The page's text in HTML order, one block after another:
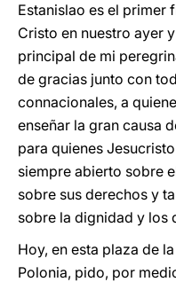
Estanislao es el
Cristo en nuestro ayer
principal de mi
de gracias junto con
connacionales, a
enseñar la gran causa
para quienes
siempre abierto sobre
sobre sus derechos y
sobre la dignidad y los
Hoy, en esta plaza de
Polonia, pido, por